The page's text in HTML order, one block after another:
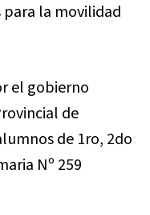
para la movilidad
el gobierno
de
de 1ro, 2do
Nº 259